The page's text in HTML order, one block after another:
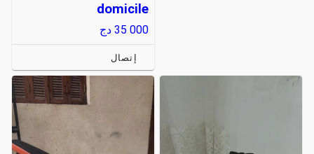
domicile
35 000 دج
إتصال